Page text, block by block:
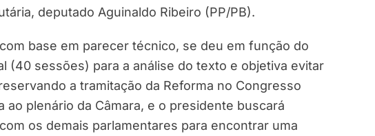
deputado Aguinaldo Ribeiro (PP/PB).
base em parecer técnico, se deu em função do
(40 sessões) para a análise do texto e objetiva evitar
a tramitação da Reforma no Congresso
ao plenário da Câmara, e o presidente buscará
os demais parlamentares para encontrar uma